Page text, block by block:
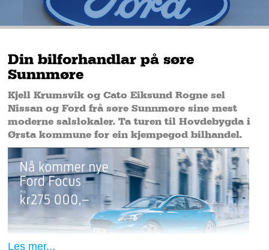
Din bilforhandlar på søre
Sunnmøre
Kjell Krumsvik og Cato Eiksund Rogne sel
Nissan og Ford frå søre Sunnmøre sine mest
moderne salslokaler. Ta turen til Hovdebygda i
Ørsta kommune for ein kjempegod bilhandel.
Les mer...